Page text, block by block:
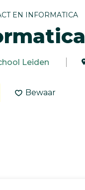
EN INFORMATICA
Leiden
Bewaar